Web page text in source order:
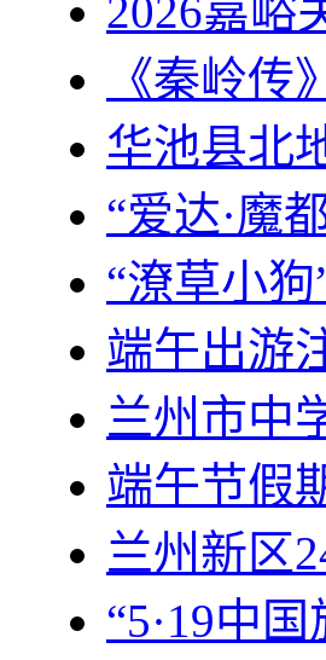
2026嘉峪
《秦岭
华池县北
“爱达·魔
“潦草小
端午出游
兰州市中
端午节假
兰州新区
“5·19中